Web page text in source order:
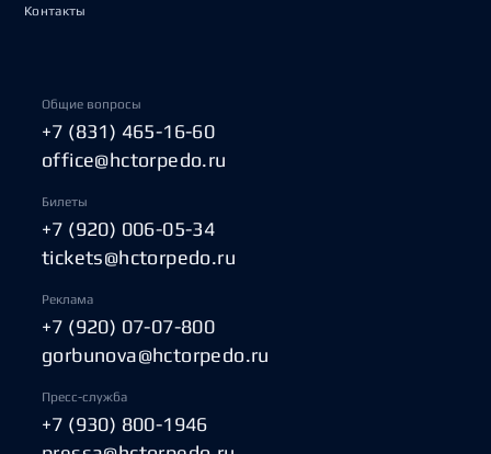
Контакты
Общие вопросы
+7 (831) 465-16-60
office@hctorpedo.ru
Билеты
+7 (920) 006-05-34
tickets@hctorpedo.ru
Реклама
+7 (920) 07-07-800
gorbunova@hctorpedo.ru
Пресс-служба
+7 (930) 800-1946